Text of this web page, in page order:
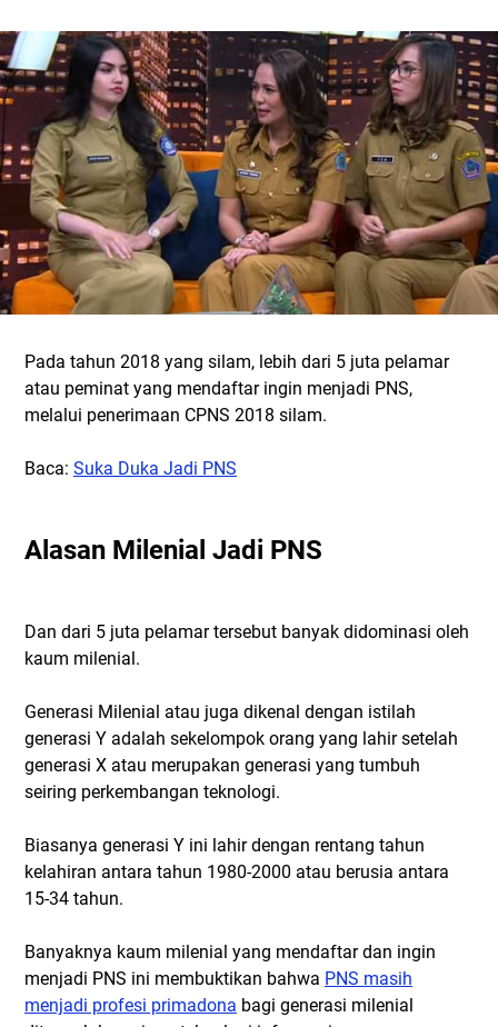
Pada tahun 2018 yang silam, lebih dari 5 juta pelamar
atau peminat yang mendaftar ingin menjadi PNS,
melalui penerimaan CPNS 2018 silam.
Baca: Suka Duka Jadi PNS
Alasan Milenial Jadi PNS
Dan dari 5 juta pelamar tersebut banyak didominasi oleh
kaum milenial.
Generasi Milenial atau juga dikenal dengan istilah
generasi Y adalah sekelompok orang yang lahir setelah
generasi X atau merupakan generasi yang tumbuh
seiring perkembangan teknologi.
Biasanya generasi Y ini lahir dengan rentang tahun
kelahiran antara tahun 1980-2000 atau berusia antara
15-34 tahun.
Banyaknya kaum milenial yang mendaftar dan ingin
menjadi PNS ini membuktikan bahwa PNS masih
menjadi profesi primadona bagi generasi milenial